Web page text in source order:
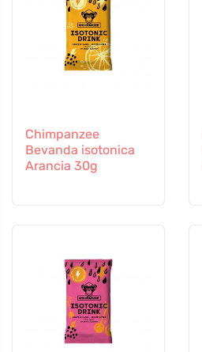
Chimpanzee
Bevanda isotonica
Arancia 30g